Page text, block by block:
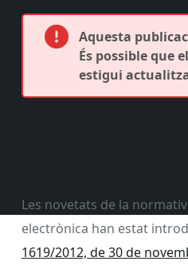
Aquesta
És possible que
estigui
Les novetats de la
electrònica han estat
1619/2012, de 30 de